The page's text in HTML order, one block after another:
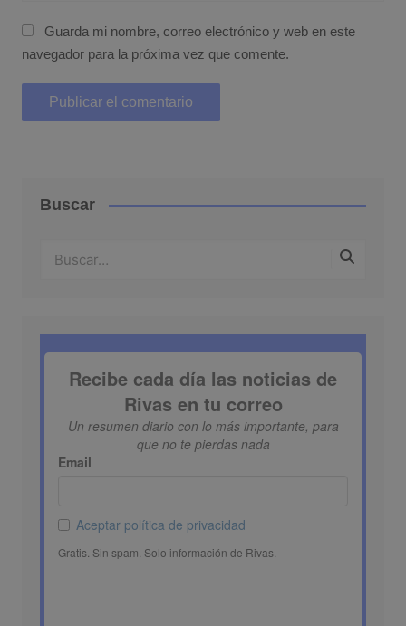
Guarda mi nombre, correo electrónico y web en este
navegador para la próxima vez que comente.
Buscar